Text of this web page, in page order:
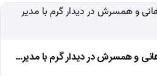
و همسرش در دیدار گرم با مدیر…